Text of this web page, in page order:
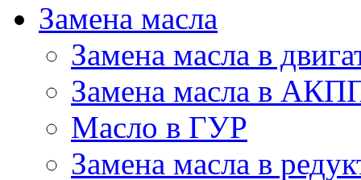
Замена масла
Замена масла в
Замена масла в
Масло в ГУР
Замена масла в